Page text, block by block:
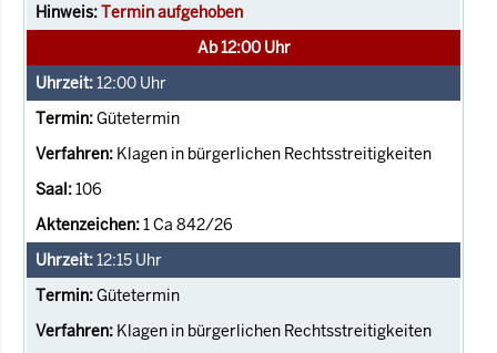
Termin aufgehoben
Ab 12:00 Uhr
12:00 Uhr
Gütetermin
Klagen in bürgerlichen Rechtsstreitigkeiten
106
1 Ca 842/26
12:15 Uhr
Gütetermin
Klagen in bürgerlichen Rechtsstreitigkeiten